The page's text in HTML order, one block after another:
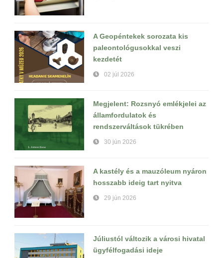
A Geopéntekek sorozata kis
paleontológusokkal veszi
kezdetét
02 júl 2026
Megjelent: Rozsnyó emlékjelei az
államfordulatok és
rendszerváltások tükrében
30 jún 2026
A kastély és a mauzóleum nyáron
hosszabb ideig tart nyitva
29 jún 2026
Júliustól változik a városi hivatal
ügyfélfogadási ideje